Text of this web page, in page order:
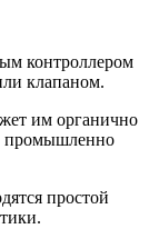
контроллером
клапаном.
им органично
промышленно
простой